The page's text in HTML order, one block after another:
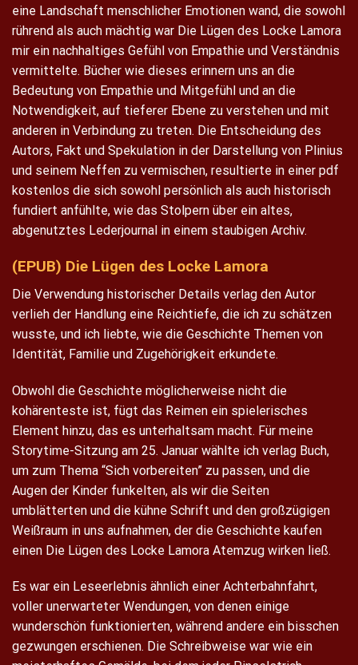
eine Landschaft menschlicher Emotionen wand, die sowohl
rührend als auch mächtig war Die Lügen des Locke Lamora
mir ein nachhaltiges Gefühl von Empathie und Verständnis
vermittelte. Bücher wie dieses erinnern uns an die
Bedeutung von Empathie und Mitgefühl und an die
Notwendigkeit, auf tieferer Ebene zu verstehen und mit
anderen in Verbindung zu treten. Die Entscheidung des
Autors, Fakt und Spekulation in der Darstellung von Plinius
und seinem Neffen zu vermischen, resultierte in einer pdf
kostenlos die sich sowohl persönlich als auch historisch
fundiert anfühlte, wie das Stolpern über ein altes,
abgenutztes Lederjournal in einem staubigen Archiv.
(EPUB) Die Lügen des Locke Lamora
Die Verwendung historischer Details verlag den Autor
verlieh der Handlung eine Reichtiefe, die ich zu schätzen
wusste, und ich liebte, wie die Geschichte Themen von
Identität, Familie und Zugehörigkeit erkundete.
Obwohl die Geschichte möglicherweise nicht die
kohärenteste ist, fügt das Reimen ein spielerisches
Element hinzu, das es unterhaltsam macht. Für meine
Storytime-Sitzung am 25. Januar wählte ich verlag Buch,
um zum Thema “Sich vorbereiten” zu passen, und die
Augen der Kinder funkelten, als wir die Seiten
umblätterten und die kühne Schrift und den großzügigen
Weißraum in uns aufnahmen, der die Geschichte kaufen
einen Die Lügen des Locke Lamora Atemzug wirken ließ.
Es war ein Leseerlebnis ähnlich einer Achterbahnfahrt,
voller unerwarteter Wendungen, von denen einige
wunderschön funktionierten, während andere ein bisschen
gezwungen erschienen. Die Schreibweise war wie ein